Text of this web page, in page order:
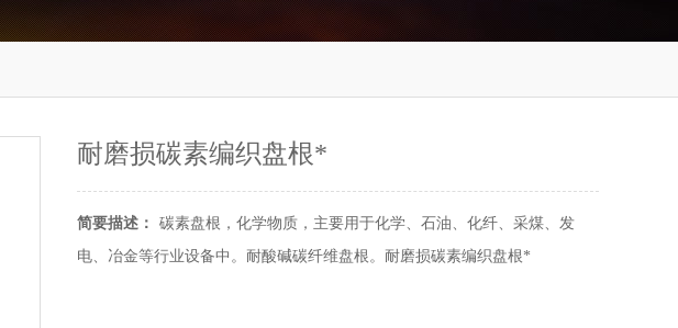
耐磨损碳素编织盘根*
简要描述：
碳素盘根，化学物质，主要用于化学、石油、化纤、采煤、发
电、冶金等行业设备中。耐酸碱碳纤维盘根。耐磨损碳素编织盘根*